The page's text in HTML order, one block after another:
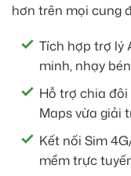
hơn trên mọi cung
Tích hợp trợ lý
minh, nhạy
Hỗ trợ chia
Maps vừa giải
Kết nối Sim
mềm trực